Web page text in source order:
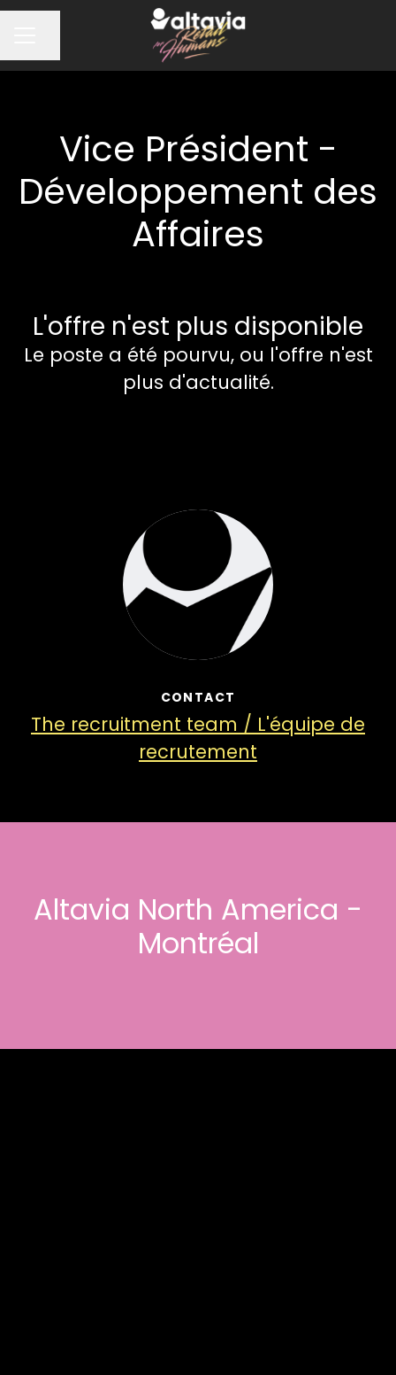
Vice Président -
Développement des
Affaires
L'offre n'est plus disponible
Le poste a été pourvu, ou l'offre n'est
plus d'actualité.
CONTACT
The recruitment team / L'équipe de
recrutement
Altavia North America -
Montréal